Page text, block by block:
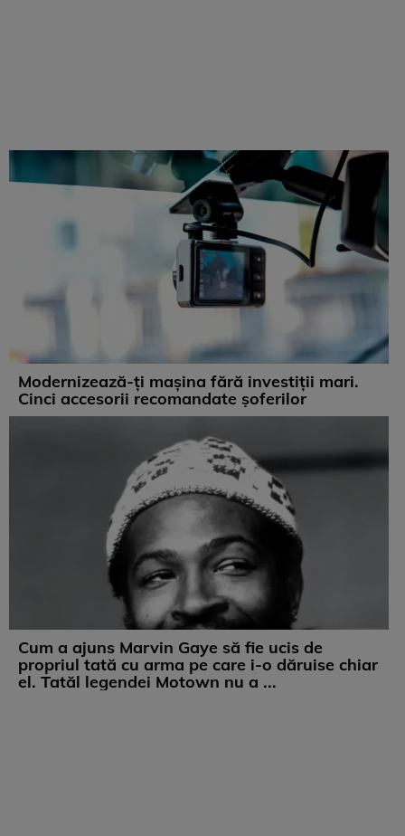
Modernizează-ți mașina fără investiții mari.
Cinci accesorii recomandate șoferilor
Cum a ajuns Marvin Gaye să fie ucis de
propriul tată cu arma pe care i-o dăruise chiar
el. Tatăl legendei Motown nu a ...